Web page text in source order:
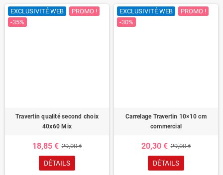
EXCLUSIVITÉ WEB
PROMO !
-35%
Travertin qualité second choix
40x60 Mix
18,85 € 29,00 €
DÉTAILS
EXCLUSIVITÉ WEB
PROMO !
-30%
Carrelage Travertin 10×10 cm
commercial
20,30 € 29,00 €
DÉTAILS